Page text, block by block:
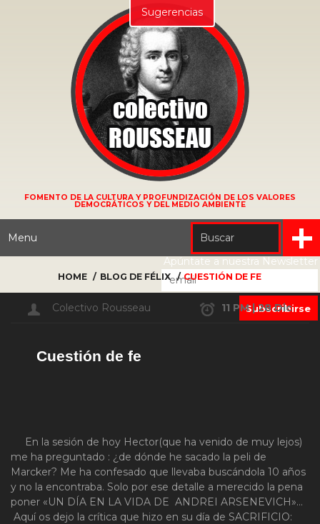
FOMENTO DE LA CULTURA Y PROFUNDIZACIÓN DE LOS VALORES
DEMOCRÁTICOS Y DEL MEDIO AMBIENTE
Menu
Apúntate a nuestra Newsletter
HOME BLOG DE FÉLIX CUESTIÓN DE FE
Colectivo Rousseau 11 PM | 28 Dic
Cuestión de fe
En la sesión de hoy Hector(que ha venido de muy lejos)
me ha preguntado : ¿de dónde he sacado la peli de
Marcker? Me ha confesado que llevaba buscándola 10 años
y no la encontraba. Solo por ese detalle a merecido la pena
poner «UN DÍA EN LA VIDA DE ANDREI ARSENEVICH»…
Aquí os dejo la crítica que hizo en su día de SACRIFICIO:
Sugerencias